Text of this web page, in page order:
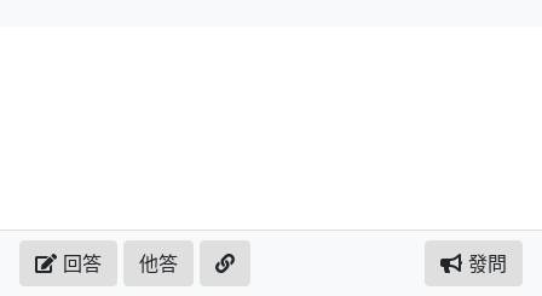
回答 他答 發問